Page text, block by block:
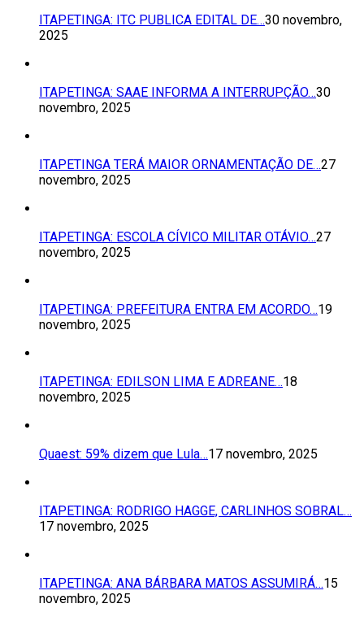
ITAPETINGA: ITC PUBLICA EDITAL DE…30 novembro,
2025
ITAPETINGA: SAAE INFORMA A INTERRUPÇÃO…30
novembro, 2025
ITAPETINGA TERÁ MAIOR ORNAMENTAÇÃO DE…27
novembro, 2025
ITAPETINGA: ESCOLA CÍVICO MILITAR OTÁVIO…27
novembro, 2025
ITAPETINGA: PREFEITURA ENTRA EM ACORDO…19
novembro, 2025
ITAPETINGA: EDILSON LIMA E ADREANE…18
novembro, 2025
Quaest: 59% dizem que Lula…17 novembro, 2025
ITAPETINGA: RODRIGO HAGGE, CARLINHOS SOBRAL…
17 novembro, 2025
ITAPETINGA: ANA BÁRBARA MATOS ASSUMIRÁ…15
novembro, 2025